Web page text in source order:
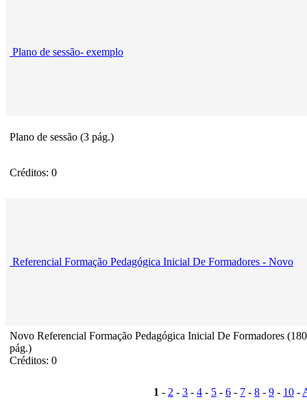
Plano de sessão- exemplo
Plano de sessão (3 pág.)
Créditos: 0
Referencial Formação Pedagógica Inicial De Formadores - Novo
Novo Referencial Formação Pedagógica Inicial De Formadores (180
pág.)
Créditos: 0
1 - 2 - 3 - 4 - 5 - 6 - 7 - 8 - 9 - 10 -